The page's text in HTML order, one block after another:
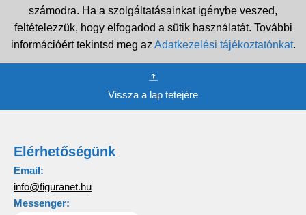
számodra. Ha a szolgáltatásainkat igénybe veszed,
feltételezzük, hogy elfogadod a sütik használatát. További
információért tekintsd meg az Adatkezelési tájékoztatónkat.
Vissza a lap tetejére
Elérhetőségünk
Email:
info@figuranet.hu
Messenger: